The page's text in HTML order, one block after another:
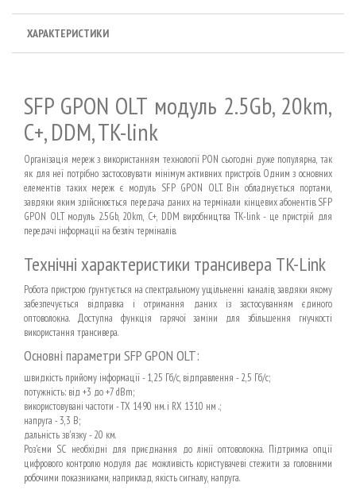
ХАРАКТЕРИСТИКИ
SFP GPON OLT модуль 2.5Gb, 20km,
C+, DDM, TK-link
Організація мереж з використанням технології PON сьогодні дуже популярна, так
як для неї потрібно застосовувати мінімум активних пристроїв. Одним з основних
елементів таких мереж є модуль SFP GPON OLT. Він обладнується портами,
завдяки яким здійснюється передача даних на термінали кінцевих абонентів. SFP
GPON OLT модуль 2.5Gb, 20km, C+, DDM виробництва TK-link - це пристрій для
передачі інформації на безліч терміналів.
Технічні характеристики трансивера TK-Link
Робота пристрою ґрунтується на спектральному ущільненні каналів, завдяки якому
забезпечується відправка і отримання даних із застосуванням єдиного
оптоволокна. Доступна функція гарячої заміни для збільшення гнучкості
використання трансивера.
Основні параметри SFP GPON OLT:
швидкість прийому інформації - 1,25 Гб/с, відправлення - 2,5 Гб/с;
потужність: від +3 до +7 dBm;
використовувані частоти - TX 1490 нм. і RX 1310 нм .;
напруга - 3,3 В;
дальність зв'язку - 20 км.
Роз'єми SC необхідні для приєднання до лінії оптоволокна. Підтримка опції
цифрового контролю модуля дає можливість користувачеві стежити за головними
робочими показниками, наприклад, якість сигналу, напруга.